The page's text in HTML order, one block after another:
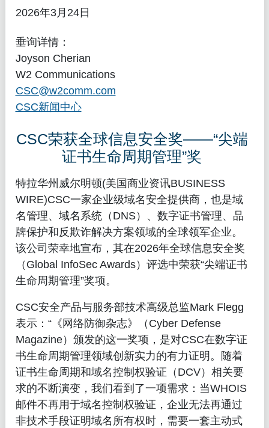
2026年3月24日
垂询详情：
Joyson Cherian
W2 Communications
CSC@w2comm.com
CSC新闻中心
CSC荣获全球信息安全奖——“尖端
证书生命周期管理”奖
特拉华州威尔明顿(美国商业资讯BUSINESS
WIRE)CSC一家企业级域名安全提供商，也是域
名管理、域名系统（DNS）、数字证书管理、品
牌保护和反欺诈解决方案领域的全球领军企业。
该公司荣幸地宣布，其在2026年全球信息安全奖
（Global InfoSec Awards）评选中荣获“尖端证书
生命周期管理”奖项。
CSC安全产品与服务部技术高级总监Mark Flegg
表示：“《网络防御杂志》（Cyber Defense
Magazine）颁发的这一奖项，是对CSC在数字证
书生命周期管理领域创新实力的有力证明。随着
证书生命周期和域名控制权验证（DCV）相关要
求的不断演变，我们看到了一项需求：当WHOIS
邮件不再用于域名控制权验证，企业无法再通过
非技术手段证明域名所有权时，需要一套主动式